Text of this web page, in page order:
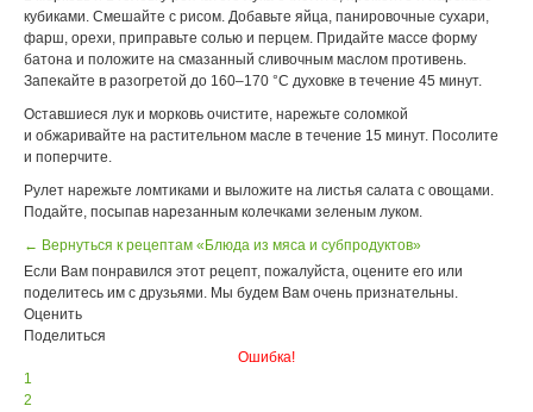
кубиками. Смешайте с рисом. Добавьте яйца, панировочные сухари,
фарш, орехи, приправьте солью и перцем. Придайте массе форму
батона и положите на смазанный сливочным маслом противень.
Запекайте в разогретой до 160–170 °С духовке в течение 45 минут.
Оставшиеся лук и морковь очистите, нарежьте соломкой
и обжаривайте на растительном масле в течение 15 минут. Посолите
и поперчите.
Рулет нарежьте ломтиками и выложите на листья салата с овощами.
Подайте, посыпав нарезанным колечками зеленым луком.
← Вернуться к рецептам «Блюда из мяса и субпродуктов»
Если Вам понравился этот рецепт, пожалуйста, оцените его или
поделитесь им с друзьями. Мы будем Вам очень признательны.
Оценить
Поделиться
Ошибка!
1
2